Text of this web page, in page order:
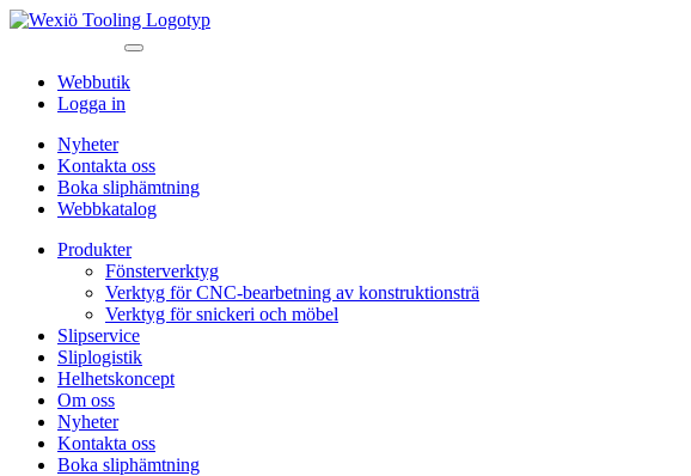
Webbutik
Logga in
Nyheter
Kontakta oss
Boka sliphämtning
Webbkatalog
Produkter
Fönsterverktyg
Verktyg för CNC-bearbetning av konstruktionsträ
Verktyg för snickeri och möbel
Slipservice
Sliplogistik
Helhetskoncept
Om oss
Nyheter
Kontakta oss
Boka sliphämtning